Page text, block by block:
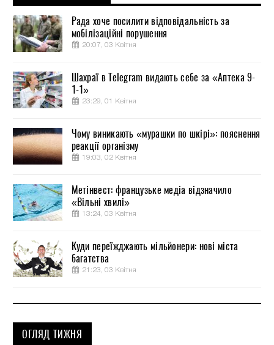
Рада хоче посилити відповідальність за
мобілізаційні порушення
20:07, 03 Квітня
Шахраї в Telegram видають себе за «Аптека 9-
1-1»
23:29, 01 Квітня
Чому виникають «мурашки по шкірі»: пояснення
реакції організму
19:03, 02 Квітня
Метінвест: французьке медіа відзначило
«Вільні хвилі»
13:24, 03 Квітня
Куди переїжджають мільйонери: нові міста
багатства
21:23, 03 Квітня
ОГЛЯД ТИЖНЯ